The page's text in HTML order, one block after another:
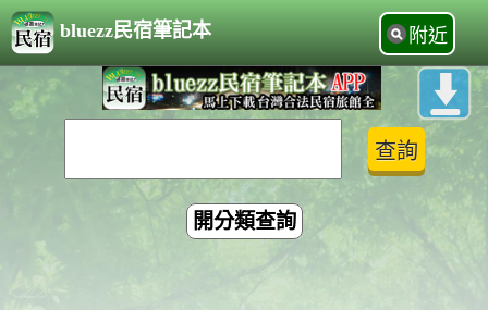
bluezz民宿筆記本 附近
開分類查詢